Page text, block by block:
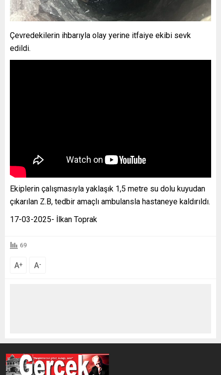
Çevredekilerin ihbarıyla olay yerine itfaiye ekibi sevk
edildi.
Ekiplerin çalışmasıyla yaklaşık 1,5 metre su dolu kuyudan
çıkarılan Z.B, tedbir amaçlı ambulansla hastaneye kaldırıldı.
17-03-2025- İlkan Toprak
69
A+ A-